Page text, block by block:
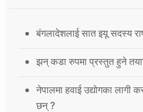
बंगलादेशलाई सात इयू सदस्य
झन् कडा रुपमा प्रस्तुत हुने
नेपालमा हवाई उद्योगका लागी
छन् ?